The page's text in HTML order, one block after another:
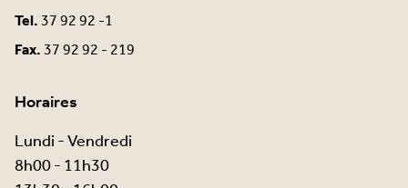
Tel.37 92 92 -1
Fax.37 92 92 - 219
Horaires
Lundi - Vendredi
8h00 - 11h30